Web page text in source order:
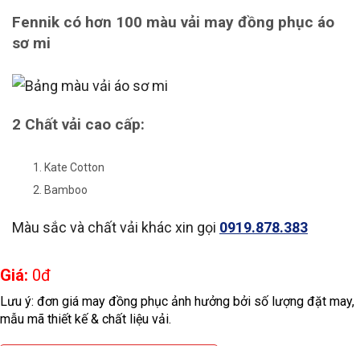
Fennik có hơn 100 màu vải may đồng phục áo
sơ mi
2 Chất vải cao cấp:
Kate Cotton
Bamboo
Màu sắc và chất vải khác xin gọi 0919.878.383
Giá: 0đ
Lưu ý: đơn giá may đồng phục ảnh hưởng bởi số lượng đặt may,
mẫu mã thiết kế & chất liệu vải.